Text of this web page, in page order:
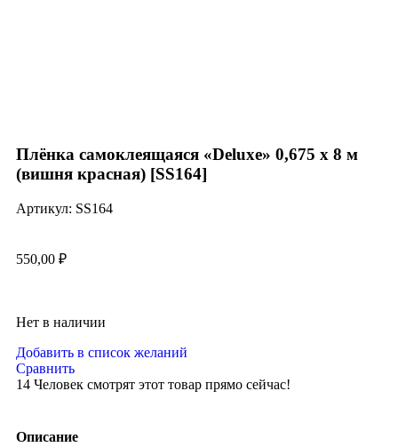
Плёнка самоклеящаяся «Deluxe» 0,675 х 8 м
(вишня красная) [SS164]
Артикул: SS164
550,00 ₽
Нет в наличии
Добавить в список желаний
Сравнить
14 Человек смотрят этот товар прямо сейчас!
Описание